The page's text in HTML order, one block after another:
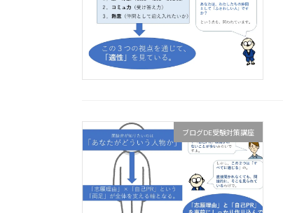
ブログDE受験対策講座